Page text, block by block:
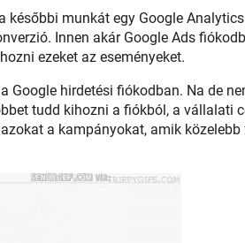
munkát egy Google
Innen akár Google Ads
ezeket az eseményeket.
Google hirdetési fiókodban. Na de
tudd kihozni a fiókból, a vállalati
a kampányokat, amik